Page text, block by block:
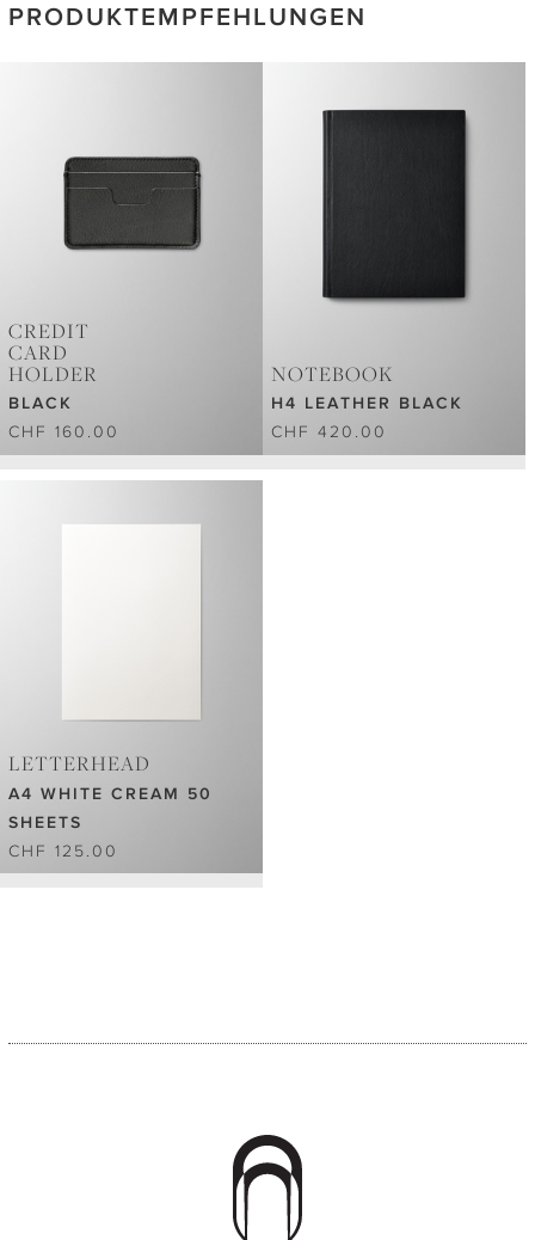
PRODUKTEMPFEHLUNGEN
CREDIT
CARD
HOLDER
BLACK
CHF 160.00
NOTEBOOK
H4 LEATHER BLACK
CHF 420.00
LETTERHEAD
A4 WHITE CREAM 50
SHEETS
CHF 125.00